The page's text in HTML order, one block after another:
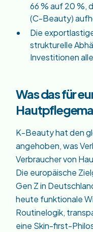
66 % auf 20 %,
(C-Beauty)
Die
strukturelle
Investitionen
Was das für
K-Beauty hat den
angehoben, was
Verbraucher von
Die europäische
Gen Z in
heute funktionale
Routinelogik,
eine Skin-first-